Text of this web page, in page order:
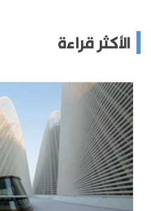
الأكثر قراءة